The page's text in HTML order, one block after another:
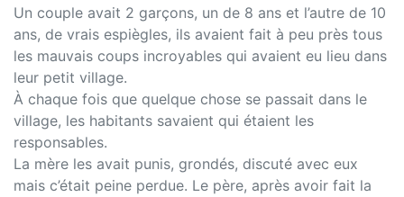
Un couple avait 2 garçons, un de 8 ans et l’autre de 10
ans, de vrais espiègles, ils avaient fait à peu près tous
les mauvais coups incroyables qui avaient eu lieu dans
leur petit village.
À chaque fois que quelque chose se passait dans le
village, les habitants savaient qui étaient les
responsables.
La mère les avait punis, grondés, discuté avec eux
mais c’était peine perdue. Le père, après avoir fait la